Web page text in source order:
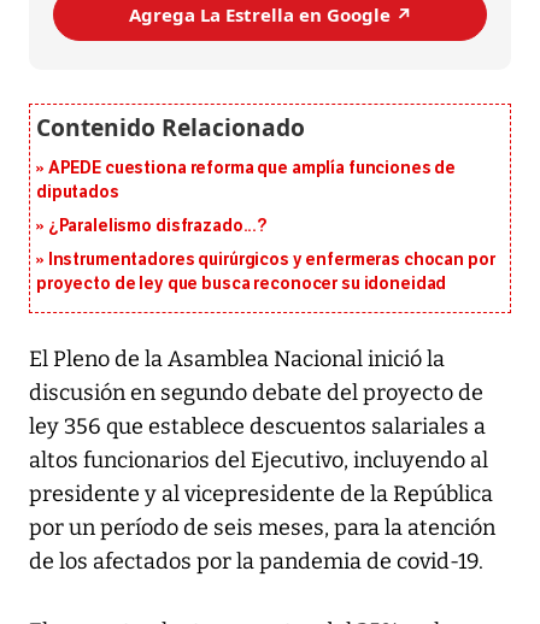
Agrega La Estrella en Google ↗️
APEDE cuestiona reforma que amplía funciones de
diputados
¿Paralelismo disfrazado...?
Instrumentadores quirúrgicos y enfermeras chocan por
proyecto de ley que busca reconocer su idoneidad
El Pleno de la Asamblea Nacional inició la
discusión en segundo debate del proyecto de
ley 356 que establece descuentos salariales a
altos funcionarios del Ejecutivo, incluyendo al
presidente y al vicepresidente de la República
por un período de seis meses, para la atención
de los afectados por la pandemia de covid-19.